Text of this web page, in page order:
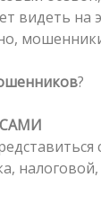
видеть на
?
налоговой,